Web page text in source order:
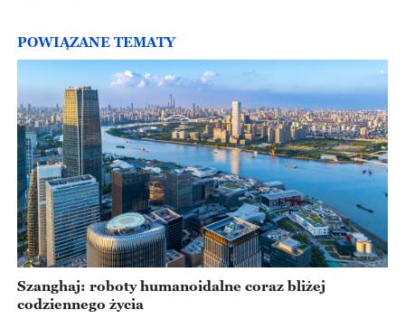
POWIĄZANE TEMATY
Szanghaj: roboty humanoidalne coraz bliżej
codziennego życia